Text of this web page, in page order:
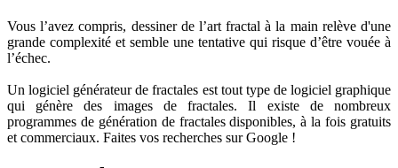
Vous l’avez compris, dessiner de l’art fractal à la main relève d'une
grande complexité et semble une tentative qui risque d’être vouée à
l’échec.
Un logiciel générateur de fractales est tout type de logiciel graphique
qui génère des images de fractales. Il existe de nombreux
programmes de génération de fractales disponibles, à la fois gratuits
et commerciaux. Faites vos recherches sur Google !